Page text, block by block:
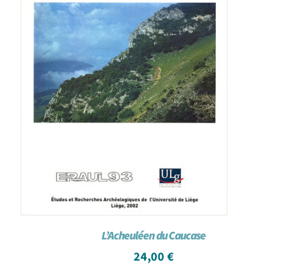
L’Acheuléen du Caucase
24,00 €